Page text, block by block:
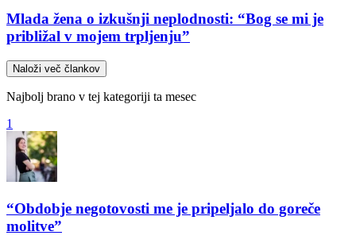
Mlada žena o izkušnji neplodnosti: “Bog se mi je
približal v mojem trpljenju”
Naloži več člankov
Najbolj brano v tej kategoriji ta mesec
1
“Obdobje negotovosti me je pripeljalo do goreče
molitve”